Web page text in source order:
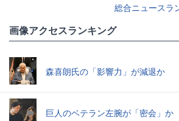
総合ニュースラ
画像アクセスランキング
森喜朗氏の「影響力」が減退か
巨人のベテラン左腕が「密会」か